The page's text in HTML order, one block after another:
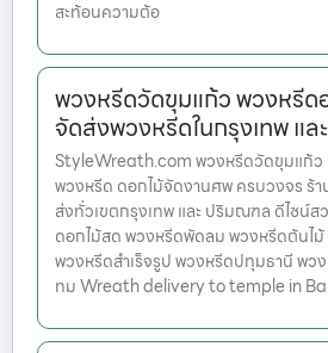
สะท้อนความต้อ
พวงหรีดวัดขุมแก้ว พวงหรีด
จัดส่งพวงหรีดในกรุงเทพ แ
StyleWreath.com พวงหรีดวัดขุมแก้ว
พวงหรีด ดอกไม้จัดงานศพ ครบวงจร ร้
ส่งทั่วเขตกรุงเทพ และ ปริมณฑล ดีไซน์ส
ดอกไม้สด พวงหรีดพัดลม พวงหรีดต้นไม้
พวงหรีดสำเร็จรูป พวงหรีดปทุมธานี พ
ทม Wreath delivery to temple in